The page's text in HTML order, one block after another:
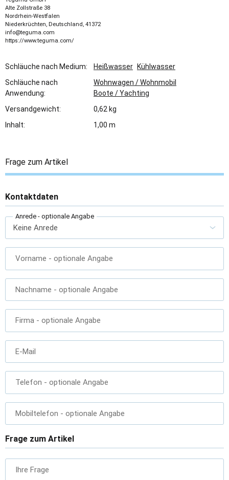
Alte Zollstraße 38
Nordrhein-Westfalen
Niederkrüchten, Deutschland, 41372
info@teguma.com
https://www.teguma.com/
Schläuche nach Medium: Heißwasser Kühlwasser
Schläuche nach
Anwendung:
Wohnwagen / Wohnmobil
Boote / Yachting
Versandgewicht:
0,62 kg
Inhalt:
1,00 m
Frage zum Artikel
Kontaktdaten
Anrede - optionale Angabe
Vorname - optionale Angabe
Nachname - optionale Angabe
Firma - optionale Angabe
E-Mail
Telefon - optionale Angabe
Mobiltelefon - optionale Angabe
Frage zum Artikel
Ihre Frage